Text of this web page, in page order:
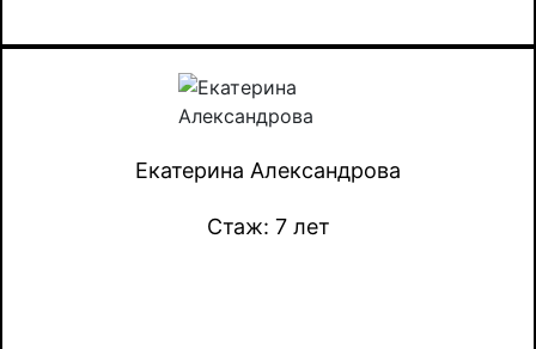
Екатерина Александрова
Стаж: 7 лет